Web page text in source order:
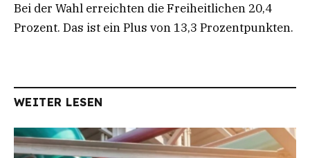
Bei der Wahl erreichten die Freiheitlichen 20,4
Prozent. Das ist ein Plus von 13,3 Prozentpunkten.
WEITER LESEN